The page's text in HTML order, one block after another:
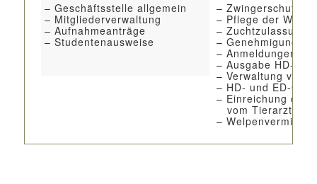
– Geschäftsstelle allgemein
– Mitgliederverwaltung
– Aufnahmeanträge
– Studentenausweise
–
– Pflege der
–
– Genehmigung
– Anmeldungen
– Ausgabe HD-,
– Verwaltung von
– HD- und ED-
– Einreichung der
vom Tierarzt
–